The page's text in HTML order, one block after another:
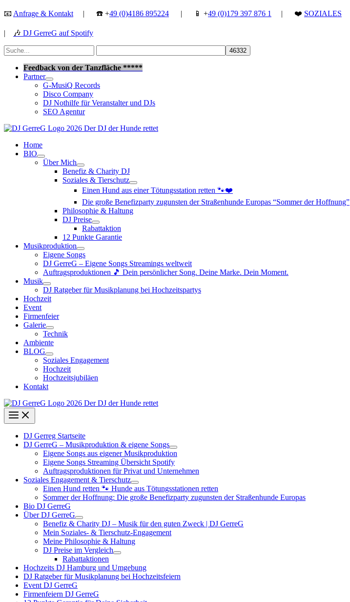
Zum
springen
📧 Anfrage & Kontakt | ☎️ +49 (0)4186 895224 | 📱 +49 (0)179 397 876 1 | ❤️ SOZIALES
| 🎶 DJ GerreG auf Spotify
Suchen
nach:
Feedback von der Tanzfläche *****
Partner
G-MusiQ Records
Disco Company
DJ Nothilfe für Veranstalter und DJs
SEO Agentur
Home
BIO
Über Mich
Benefiz & Charity DJ
Soziales & Tierschutz
Einen Hund aus einer Tötungsstation retten 🐾❤️
Die große Benefizparty zugunsten der Straßenhunde Europas “Sommer der Hoffnung”
Philosophie & Haltung
DJ Preise
Rabattaktion
12 Punkte Garantie
Musikproduktion
Eigene Songs
DJ GerreG – Eigene Songs Streamings weltweit
Auftragsproduktionen 🎵 Dein persönlicher Song. Deine Marke. Dein Moment.
Musik
DJ Ratgeber für Musikplanung bei Hochzeitspartys
Hochzeit
Event
Firmenfeier
Galerie
Technik
Ambiente
BLOG
Soziales Engagement
Hochzeit
Hochzeitsjubiläen
Kontakt
DJ Gerreg Startseite
DJ GerreG – Musikproduktion & eigene Songs
Eigene Songs aus eigener Musikproduktion
Eigene Songs Streaming Übersicht Spotify
Auftragsproduktionen für Privat und Unternehmen
Soziales Engagement & Tierschutz
Einen Hund retten 🐾 Hunde aus Tötungsstationen retten
Sommer der Hoffnung: Die große Benefizparty zugunsten der Straßenhunde Europas
Bio DJ GerreG
Über DJ GerreG
Benefiz & Charity DJ – Musik für den guten Zweck | DJ GerreG
Mein Soziales- & Tierschutz-Engagement
Meine Philosophie & Haltung
DJ Preise im Vergleich
Rabattaktionen
Hochzeits DJ Hamburg und Umgebung
DJ Ratgeber für Musikplanung bei Hochzeitsfeiern
Event DJ GerreG
Firmenfeiern DJ GerreG